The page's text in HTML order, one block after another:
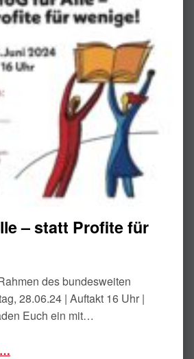
– statt Profite für
des bundesweiten
28.06.24 | Auftakt 16 Uhr |
Euch ein mit…
…